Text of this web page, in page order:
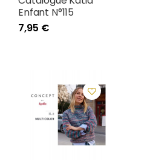
Enfant N°115
7,95 €